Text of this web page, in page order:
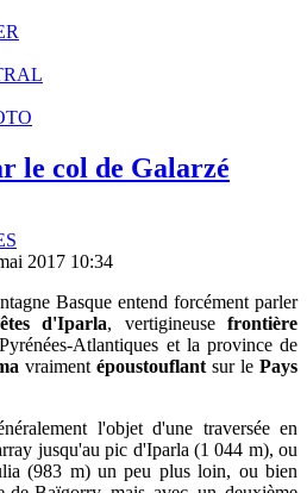
le col de Galarzé
2017 10:34
Basque entend forcément parler
d'Iparla, vertigineusefrontière
Atlantiques et la province de
vraiment époustouflant sur le Pays
l'objet d'une traversée en
jusqu'au pic d'Iparla (1 044 m), ou
(983 m) un peu plus loin, ou bien